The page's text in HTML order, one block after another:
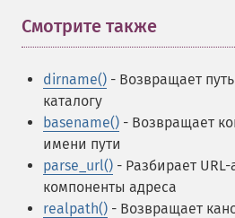
Смотрите также
dirname() - Возвращает
каталогу
basename() - Возвращает
имени пути
parse_url() - Разбирает
компоненты адреса
realpath() - Возвращает